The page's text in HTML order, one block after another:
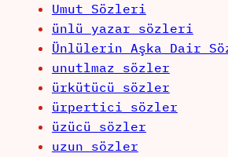
Umut Sözleri
ünlü yazar sözleri
Ünlülerin Aşka Dair
unutlmaz sözler
ürkütücü sözler
ürpertici sözler
üzücü sözler
uzun sözler